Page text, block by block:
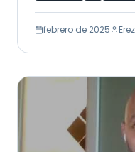
febrero de 2025